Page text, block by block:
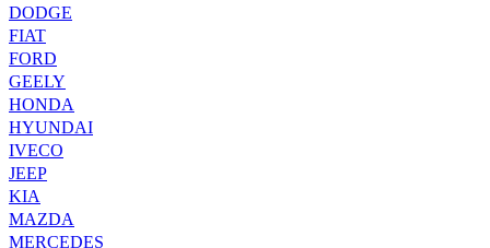
DODGE
FIAT
FORD
GEELY
HONDA
HYUNDAI
IVECO
JEEP
KIA
MAZDA
MERCEDES